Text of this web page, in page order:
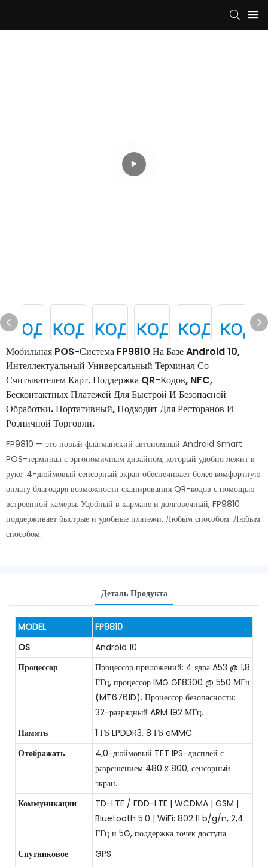
Мобильная POS-Система FP9810 На Базе Android 10,
Интеллектуальный Универсальный Терминал Со
Считывателем Карт. Поддержка QR-Кодов, NFC,
Бесконтактных Платежей Для Быстрой И Безопасной
Обработки. Портативный, Подходит Для Ресторанов И
Розничной Торговли.
FP9810 — это новый флагманский автономный Android Smart
POS-терминал с эргономичным дизайном, который удобно лежит в
руке. 4-дюймовый сенсорный экран обеспечивает более комфортную
оплату благодаря возможности сканирования QR-кодов с помощью
встроенной камеры. Удобный в кармане и долговечный, FP9810
поддерживает быстрые и удобные платежи. Любым способом. Любым
способом.
Деталь Продукта
MODEL
FP9810
OS
Android 10
Процессор
Процессор приложений: 4 ядра A53 @ 1,8
ГГц, процессор IMG GE8300 @ 550 МГц
(MT6761D). Процессор безопасности:
32-разрядный ARM 192 МГц.
Память
1 ГБ LPDDR3, 8 ГБ eMMC
Отображать
4,0-дюймовый TFT IPS-дисплей с
разрешением 480 x 800, сенсорный
экран.
Коммуникации
TD-LTE / FDD-LTE | WCDMA | GSM |
Bluetooth 5.0 | WiFi: 802.11 b/g/n, 2,4
ГГц и 5G, поддержка точек доступа
Спутниковое
GPS